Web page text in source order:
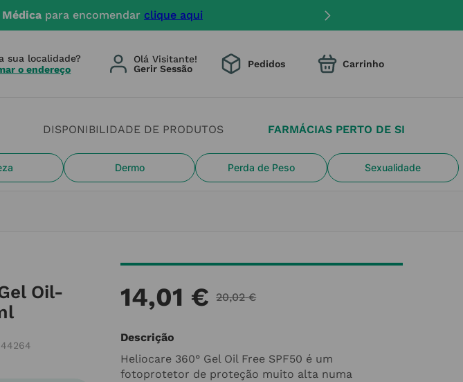
para encomendar clique aqui
DISPONIBILIDADE DE PRODUTOS FARMÁCIAS PERTO DE SI
Dermo Perda de Peso Sexualidade
sua localidade?
o endereço
Olá Visitante! Pedidos
Oil-
14,01 € 20,02 €
Descrição
Heliocare 360° Gel Oil Free SPF50 é um
fotoprotetor de proteção muito alta numa